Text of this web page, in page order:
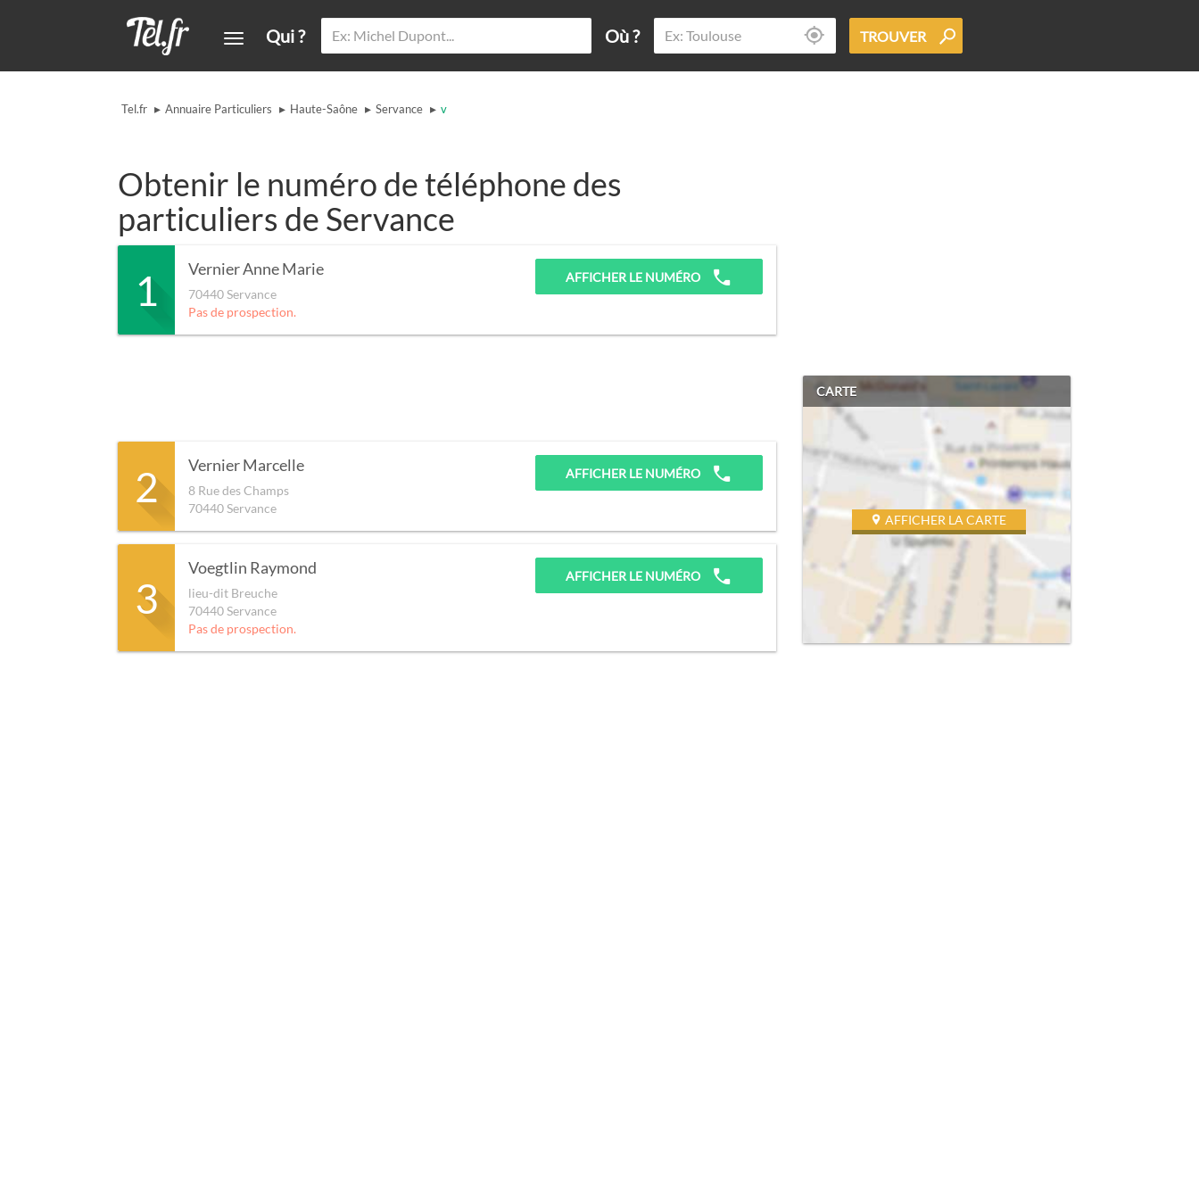
Qui ? Où ? TROUVER
Tel.fr ▸ Annuaire Particuliers ▸ Haute-Saône ▸ Servance ▸ v
Obtenir le numéro de téléphone des
particuliers de Servance
1 Vernier Anne Marie
70440Servance
Pas de prospection.
AFFICHER LE NUMÉRO
2 Vernier Marcelle
8 Rue des Champs
70440Servance
AFFICHER LE NUMÉRO
3
Voegtlin Raymond
lieu-dit Breuche
70440Servance
Pas de prospection.
AFFICHER LE NUMÉRO
CARTE
AFFICHER LA CARTE